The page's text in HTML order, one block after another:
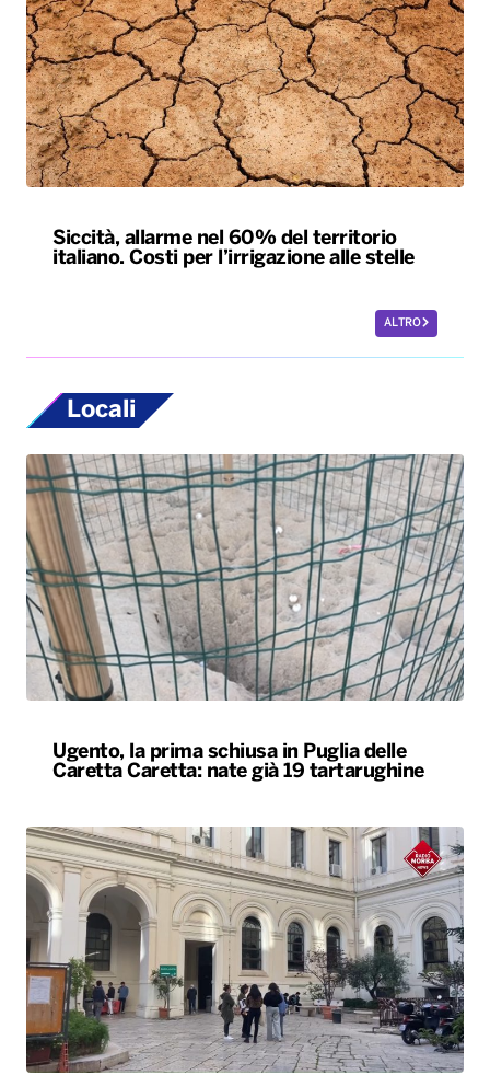
Siccità, allarme nel 60% del territorio
italiano. Costi per l’irrigazione alle stelle
ALTRO
Locali
Ugento, la prima schiusa in Puglia delle
Caretta Caretta: nate già 19 tartarughine